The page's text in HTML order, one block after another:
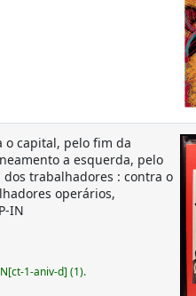
o capital, pelo fim da
a esquerda, pelo
trabalhadores : contra o
operários,
IN
1-aniv-d] (1).